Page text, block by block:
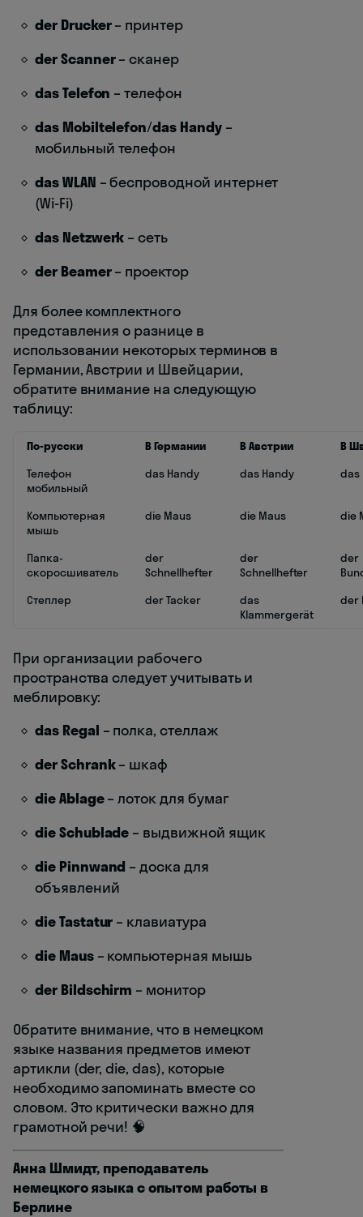
der Drucker– принтер
der Scanner– сканер
das Telefon – телефон
das Mobiltelefon/das Handy–
мобильный телефон
das WLAN – беспроводной интернет
(Wi-Fi)
das Netzwerk – сеть
der Beamer– проектор
Для более комплектного
представления о разнице в
использовании некоторых терминов в
Германии, Австрии и Швейцарии,
обратите внимание на следующую
таблицу:
По-русски В Германии В Австрии
В
Телефон
мобильный
das Handy das Handy das
Компьютерная
мышь
die Maus die Maus die
Папка-
скоросшиватель
der
Schnellhefter
der
Schnellhefter
der
Степлер
der Tacker
das
Klammergerät
der
При организации рабочего
пространства следует учитывать и
меблировку:
das Regal – полка, стеллаж
der Schrank– шкаф
die Ablage– лоток для бумаг
die Schublade – выдвижной ящик
die Pinnwand – доска для
объявлений
die Tastatur – клавиатура
die Maus– компьютерная мышь
der Bildschirm – монитор
Обратите внимание, что в немецком
языке названия предметов имеют
артикли (der, die, das), которые
необходимо запоминать вместе со
словом. Это критически важно для
грамотной речи! 🧠
Анна Шмидт, преподаватель
немецкого языка с опытом работы в
Берлине